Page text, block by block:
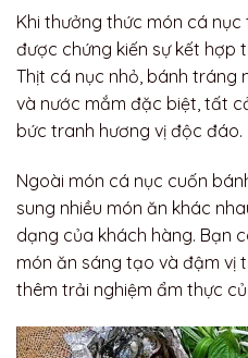
Khi thưởng thức món cá nục
được chứng kiến sự kết hợp
Thịt cá nục nhỏ, bánh tráng
và nước mắm đặc biệt, tất
bức tranh hương vị độc đáo.
Ngoài món cá nục cuốn
sung nhiều món ăn khác
dạng của khách hàng. Bạn
món ăn sáng tạo và đậm vị
thêm trải nghiệm ẩm thực